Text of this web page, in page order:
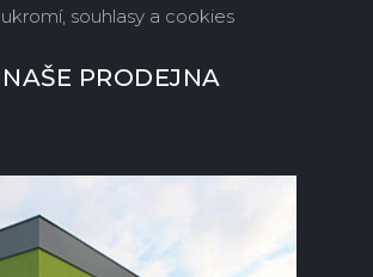
souhlasy a cookies
NAŠE PRODEJNA